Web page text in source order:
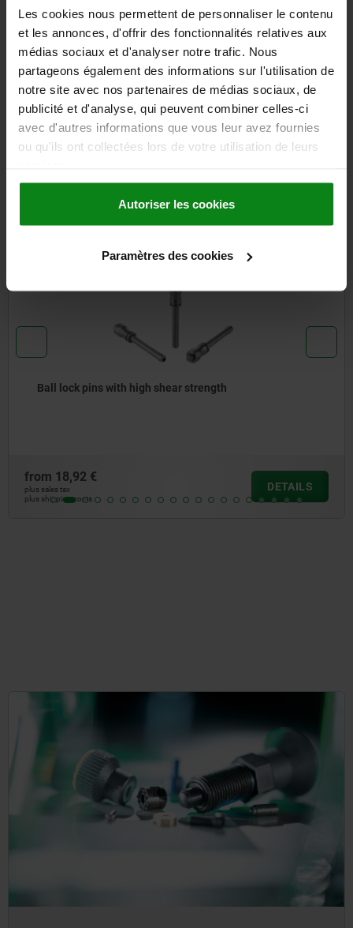
Les cookies nous permettent de personnaliser le contenu
et les annonces, d'offrir des fonctionnalités relatives aux
médias sociaux et d'analyser notre trafic. Nous
partageons également des informations sur l'utilisation de
notre site avec nos partenaires de médias sociaux, de
publicité et d'analyse, qui peuvent combiner celles-ci
avec d'autres informations que vous leur avez fournies
ou qu'ils ont collectées lors de votre utilisation de leurs
Autoriser les cookies
Paramètres des cookies
DETAILS
CAD
DOWNLOADS
Other customers also bought
NEW
with high shear strength
plus sales tax
plus shipping